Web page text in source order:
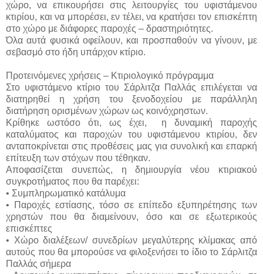
χώρο, να επικουρήσει στις λειτουργίες του υφιστάμενου
κτιρίου, και να μπορέσει, εν τέλει, να κρατήσει τον επισκέπτη
στο χώρο με διάφορες παροχές – δραστηριότητες.
Όλα αυτά φυσικά οφείλουν, και προσπαθούν να γίνουν, με
σεβασμό στο ήδη υπάρχον κτίριο.
Προτεινόμενες χρήσεις – Κτιριολογικό πρόγραμμα
Στο υφιστάμενο κτίριο του Σάρλιτζα Παλλάς επιλέγεται να
διατηρηθεί η χρήση του ξενοδοχείου με παράλληλη
διατήρηση ορισμένων χώρων ως κοινόχρηστων.
Κρίθηκε ωστόσο ότι, ως έχει, η δυναμική παροχής
καταλύματος και παροχών του υφιστάμενου κτιρίου, δεν
ανταποκρίνεται στις προθέσεις μας για συνολική και επαρκή
επίτευξη των στόχων που τέθηκαν.
Αποφασίζεται συνεπώς, η δημιουργία νέου κτιριακού
συγκροτήματος που θα παρέχει:
• Συμπληρωματικό κατάλυμα
•
Παροχές εστίασης, τόσο σε επίπεδο εξυπηρέτησης των
χρηστών που θα διαμείνουν, όσο και σε εξωτερικούς
επισκέπτες
• Χώρο διαλέξεων/ συνεδρίων μεγαλύτερης κλίμακας από
αυτούς που θα μπορούσε να φιλοξενήσει το ίδιο το Σάρλιτζα
Παλλάς σήμερα